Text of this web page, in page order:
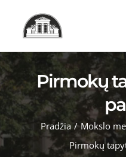
Pirmokų
Pradžia / Mokslo
Pirmokų